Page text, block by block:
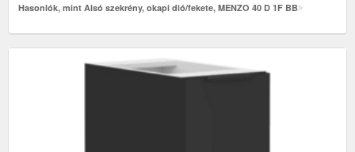
Hasonlók, mint Alsó szekrény, okapi dió/fekete, MENZO 40 D 1F BB